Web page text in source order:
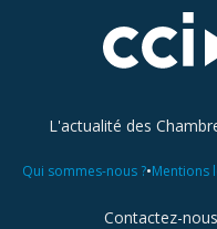
L'actualité des
Qui sommes-nous ?•Mentions
Contactez-